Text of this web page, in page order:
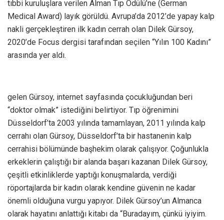
tıbbi kuruluşlara verilen Alman Tıp Ödülü’ne (German
Medical Award) layık görüldü. Avrupa’da 2012’de yapay kalp
nakli gerçekleştiren ilk kadın cerrah olan Dilek Gürsoy,
2020’de Focus dergisi tarafından seçilen “Yılın 100 Kadını”
arasında yer aldı.
gelen Gürsoy, internet sayfasında çocukluğundan beri
“doktor olmak” istediğini belirtiyor. Tıp öğrenimini
Düsseldorf’ta 2003 yılında tamamlayan, 2011 yılında kalp
cerrahı olan Gürsoy, Düsseldorf’ta bir hastanenin kalp
cerrahisi bölümünde başhekim olarak çalışıyor. Çoğunlukla
erkeklerin çalıştığı bir alanda başarı kazanan Dilek Gürsoy,
çeşitli etkinliklerde yaptığı konuşmalarda, verdiği
röportajlarda bir kadın olarak kendine güvenin ne kadar
önemli olduğuna vurgu yapıyor. Dilek Gürsoy’un Almanca
olarak hayatını anlattığı kitabı da “Buradayım, çünkü iyiyim.